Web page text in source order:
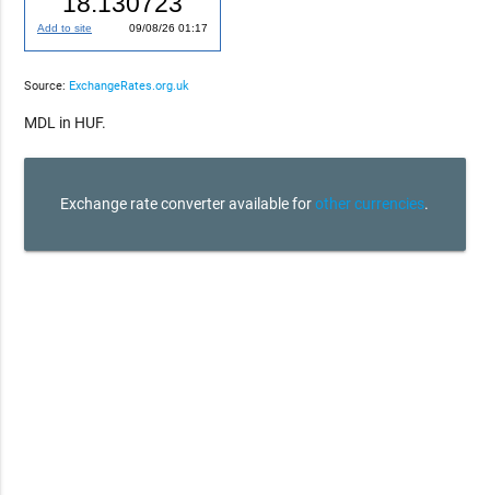
Source:ExchangeRates.org.uk
MDL in HUF.
Exchange rate converter available forother currencies.